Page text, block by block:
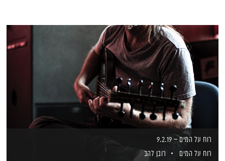
רוח על המים – 9.2.19
רוח על המים
רובן להב